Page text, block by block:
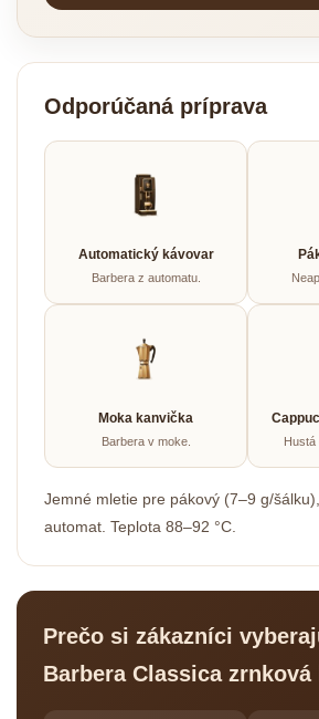
Odporúčaná príprava
Automatický kávovar
Barbera z automatu.
Moka kanvička
Barbera v moke. Hustá
Jemné mletie pre pákový (7–9 g/
automat. Teplota 88–92 °C.
Prečo si zákazníci
Barbera Classica zrnková